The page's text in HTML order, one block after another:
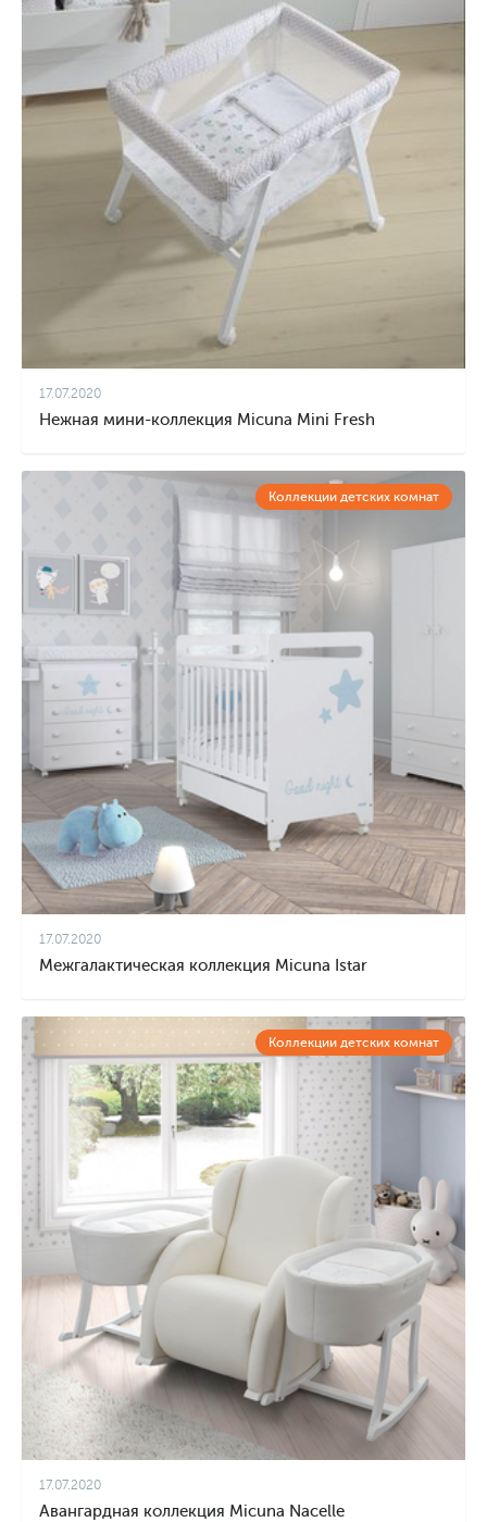
17.07.2020
Нежная мини-коллекция Micuna Mini Fresh
Коллекции детских комнат
17.07.2020
Межгалактическая коллекция Micuna Istar
Коллекции детских комнат
17.07.2020
Авангардная коллекция Micuna Nacelle